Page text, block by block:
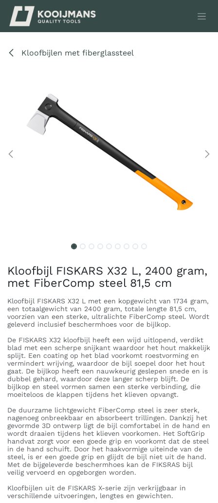
Overslaan naar inhoud
Kloofbijlen met fiberglassteel
Kloofbijl FISKARS X32 L, 2400 gram,
met FiberComp steel 81,5 cm
Kloofbijl FISKARS X32 L met een kopgewicht van 1734 gram,
een totaalgewicht van 2400 gram, totale lengte 81,5 cm,
voorzien van een sterke, ultralichte FiberComp steel. Wordt
geleverd inclusief beschermhoes voor de bijlkop.
De FISKARS X32 kloofbijl heeft een wijd uitlopend, verdikt
blad met een scherpe snijkant waardoor het hout makkelijk
splijt. Een coating op het blad voorkomt roestvorming en
vermindert wrijving, waardoor de bijl soepel door het hout
gaat. De bijlkop heeft een nauwkeurig geslepen snede en is
dubbel gehard, waardoor deze langer scherp blijft. De
bijlkop en steel vormen samen een sterke verbinding, die
moeiteloos de klappen tijdens het klieven opvangt.
De duurzame lichtgewicht FiberComp steel is zeer sterk,
nagenoeg onbreekbaar en absorbeert trillingen. Dankzij het
gevormde 3D ontwerp ligt de bijl comfortabel in de hand en
wordt draaien tijdens het klieven voorkomen. Het SoftGrip
handvat zorgt voor een goede grip en voorkomt dat de steel
in de hand schuift. Door het haakvormige uiteinde van de
steel, is er een goede grip en glijdt de bijl niet uit de hand.
Met de bijgeleverde beschermhoes kan de FIKSRAS bijl
veilig vervoerd en opgeborgen worden.
Kloofbijlen uit de FISKARS X-serie zijn verkrijgbaar in
verschillende uitvoeringen, lengtes en gewichten.